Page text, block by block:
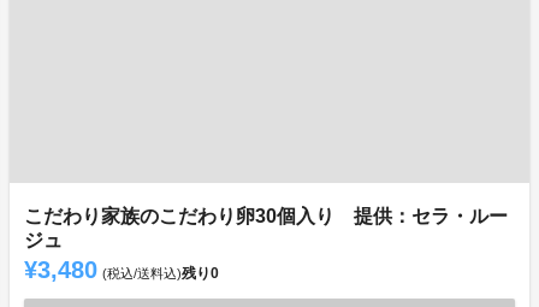
こだわり家族のこだわり卵30個入り 提供：セラ・ルー
ジュ
¥3,480 (税込/送料込)残り0